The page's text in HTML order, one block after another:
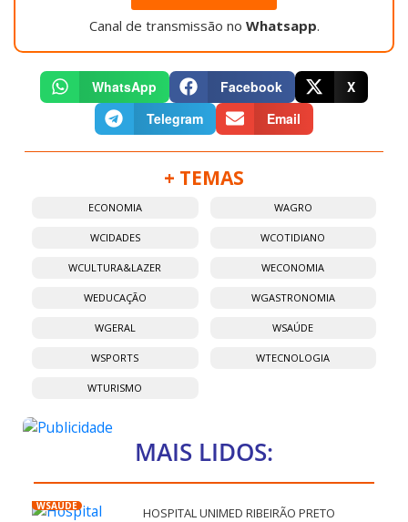
Canal de transmissão no Whatsapp.
WhatsApp Facebook
X
Telegram
Email
+ TEMAS
ECONOMIA WAGRO
WCIDADES WCOTIDIANO
WCULTURA&LAZER WECONOMIA
WEDUCAÇÃO WGASTRONOMIA
WGERAL WSAÚDE
WSPORTS WTECNOLOGIA
WTURISMO
MAIS LIDOS:
WSAÚDE
HOSPITAL UNIMED RIBEIRÃO PRETO